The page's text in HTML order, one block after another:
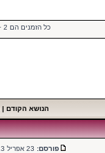
כל הזמנים הם UTC + 2 שעות
הנושא הקודם |
פורסם: